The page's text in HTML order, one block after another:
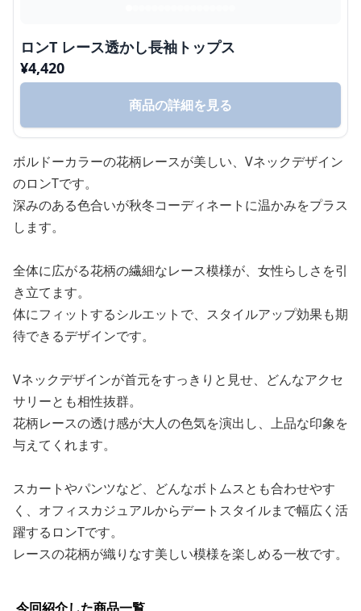
ロンT レース透かし長袖トップス
¥4,420
商品の詳細を見る
ボルドーカラーの花柄レースが美しい、Vネックデザイン
のロンTです。
深みのある色合いが秋冬コーディネートに温かみをプラス
します。
全体に広がる花柄の繊細なレース模様が、女性らしさを引
き立てます。
体にフィットするシルエットで、スタイルアップ効果も期
待できるデザインです。
Vネックデザインが首元をすっきりと見せ、どんなアクセ
サリーとも相性抜群。
花柄レースの透け感が大人の色気を演出し、上品な印象を
与えてくれます。
スカートやパンツなど、どんなボトムスとも合わせやす
く、オフィスカジュアルからデートスタイルまで幅広く活
躍するロンTです。
レースの花柄が織りなす美しい模様を楽しめる一枚です。